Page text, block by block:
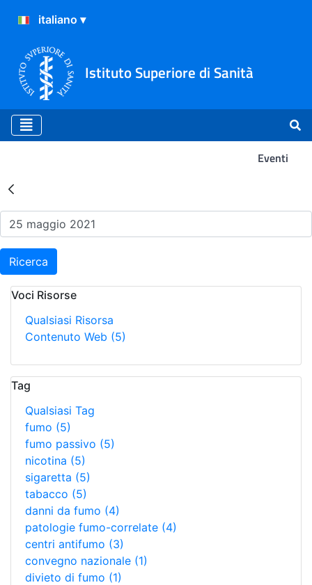
Istituto Superiore di Sanità
Eventi
Risultati della Ricerca -
Ricerca
Voci Risorse
Qualsiasi Risorsa
Contenuto Web (5)
Tag
Qualsiasi Tag
fumo (5)
fumo passivo (5)
nicotina (5)
sigaretta (5)
tabacco (5)
danni da fumo (4)
patologie fumo-correlate (4)
centri antifumo (3)
convegno nazionale (1)
divieto di fumo (1)